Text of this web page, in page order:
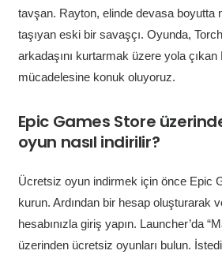
tavşan. Rayton, elinde devasa boyutta
taşıyan eski bir savaşçı. Oyunda,
arkadaşını kurtarmak üzere yola çıkan
mücadelesine konuk oluyoruz.
Epic Games Store
oyun nasıl indirilir?
Ücretsiz oyun indirmek için önce Epic
kurun. Ardından bir hesap oluşturarak
hesabınızla giriş yapın. Launcher’da
üzerinden ücretsiz oyunları bulun.